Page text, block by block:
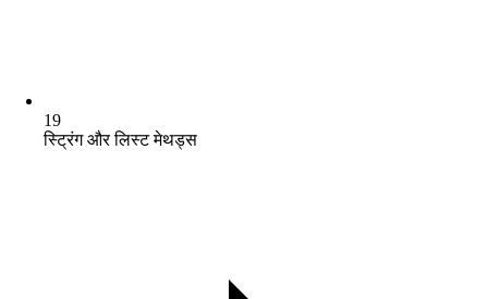
19
स्ट्रिंग और लिस्ट मेथड्स